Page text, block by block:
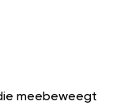
meebeweegt